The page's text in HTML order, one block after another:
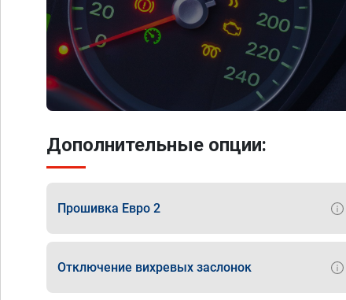
Дополнительные опции:
Прошивка Евро 2
Отключение вихревых заслонок